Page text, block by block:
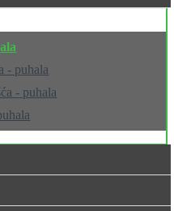
- puhala
- puhala